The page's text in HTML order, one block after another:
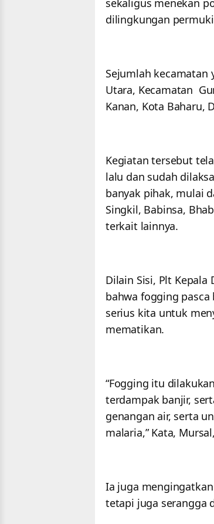
dilingkungan
Sejumlah kecamatan
Utara, Kecamatan
Kanan, Kota Baharu,
Kegiatan tersebut
lalu dan sudah
banyak pihak, mulai
Singkil, Babinsa,
terkait lainnya.
Dilain Sisi, Plt Kepala
bahwa fogging
serius kita untuk
mematikan.
“Fogging itu
terdampak banjir,
genangan air, serta
malaria,” Kata,
Ia juga
tetapi juga serangga